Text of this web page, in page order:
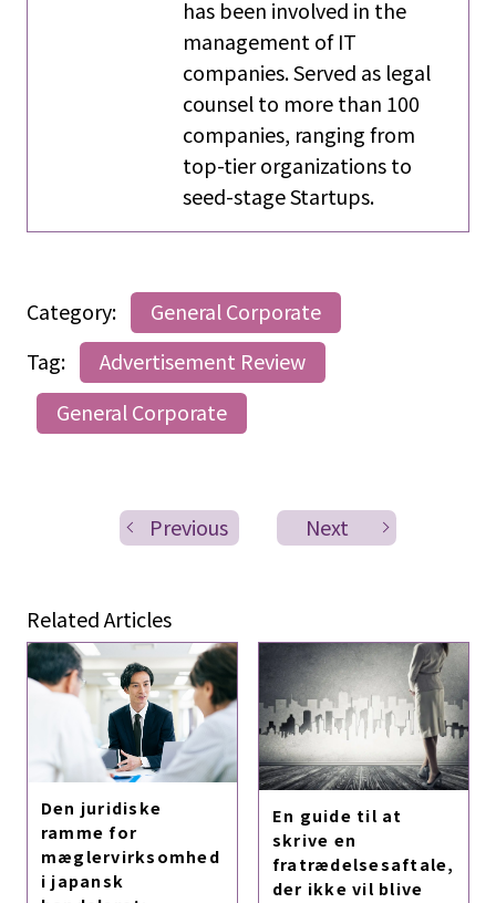
has been involved in the
management of IT
companies. Served as legal
counsel to more than 100
companies, ranging from
top-tier organizations to
seed-stage Startups.
Category:
General Corporate
Tag:
Advertisement Review
General Corporate
Previous Next
Related Articles
Den juridiske
ramme for
mæglervirksomhed
i japansk
En guide til at
skrive en
fratrædelsesaftale,
der ikke vil blive